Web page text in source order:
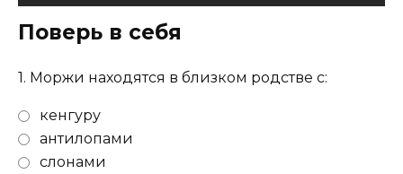
Поверь в себя
1. Моржи находятся в близком родстве с:
кенгуру
антилопами
слонами